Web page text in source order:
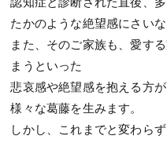
たかのような絶望感にさいな
また、そのご家族も、愛す
まうといった
悲哀感や絶望感を抱える方
様々な葛藤を生みます。
しかし、これまでと変わら